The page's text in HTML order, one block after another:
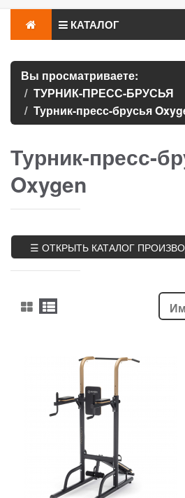
КАТАЛОГ
Вы просматриваете:
ТУРНИК-ПРЕСС-БРУСЬЯ
Турник-пресс-брусья
Турник-пресс-
Oxygen
☰ ОТКРЫТЬ КАТАЛОГ